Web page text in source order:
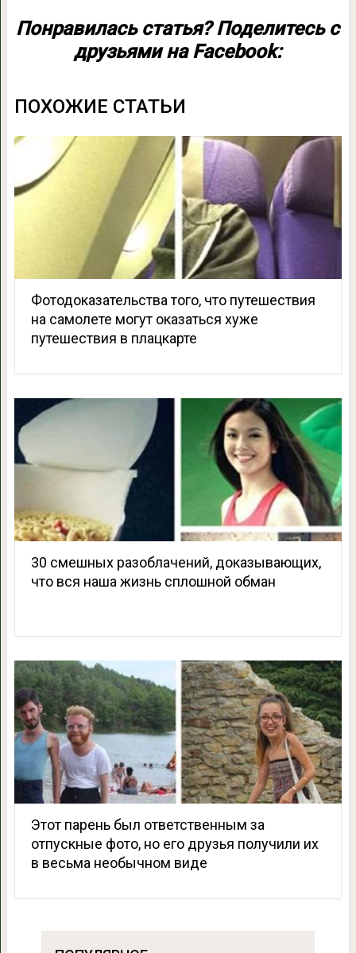
Понравилась статья? Поделитесь с
друзьями на Facebook:
ПОХОЖИЕ СТАТЬИ
Фотодоказательства того, что путешествия
на самолете могут оказаться хуже
путешествия в плацкарте
30 смешных разоблачений, доказывающих,
что вся наша жизнь сплошной обман
Этот парень был ответственным за
отпускные фото, но его друзья получили их
в весьма необычном виде